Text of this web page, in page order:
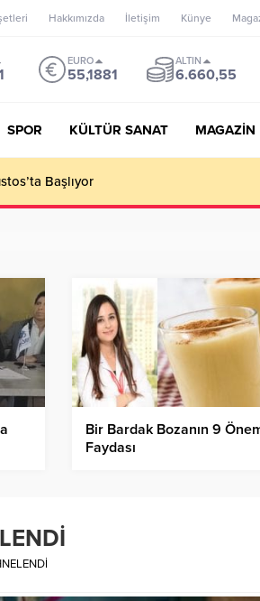
Hakkımızda İletişim Künye
EURO
55,1881
ALTIN
6.660,55
SPOR KÜLTÜR SANAT MAGAZİN
genç oyuncuları parlatıp onlara
Bir Bardak Bozanın 9
Faydası